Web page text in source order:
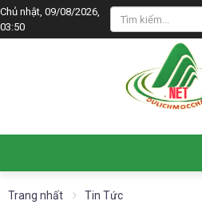
Chủ nhật, 09/08/2026,
03:50
Trang nhất Tin Tức